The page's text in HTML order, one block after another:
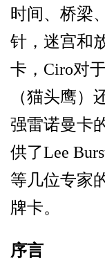
时间、桥梁
针，迷宫和
卡， Ciro对
（猫头鹰）
强雷诺曼卡
供了Lee
等几位专家
牌卡。
序言